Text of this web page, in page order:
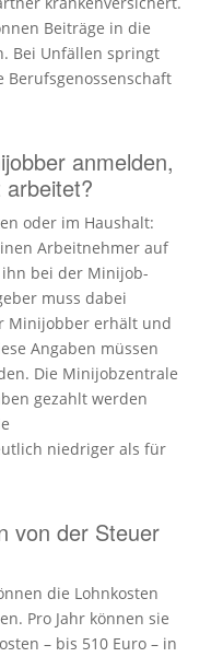
Beiträge in die
Bei Unfällen springt
anmelden,
oder im Haushalt:
Arbeitnehmer auf
bei der Minijob-
muss dabei
Minijobber erhält und
Angaben müssen
Die Minijobzentrale
gezahlt werden
niedriger als für
von der Steuer
die Lohnkosten
Pro Jahr können sie
– bis 510 Euro – in